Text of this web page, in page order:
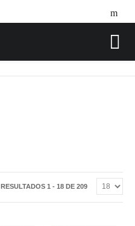
RESULTADOS 1 - 18 DE 209